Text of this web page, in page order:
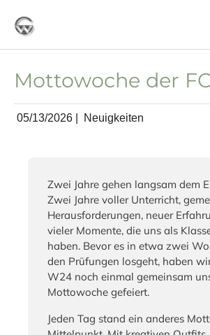
Mottowoche der
05/13/2026 Neuigkeiten
Zwei Jahre gehen langsam dem
Zwei Jahre voller Unterricht,
Herausforderungen, neuer
vieler Momente, die uns als
haben. Bevor es in etwa zwei
den Prüfungen losgeht, haben
W24 noch einmal gemeinsam
Mottowoche gefeiert.
Jeden Tag stand ein anderes